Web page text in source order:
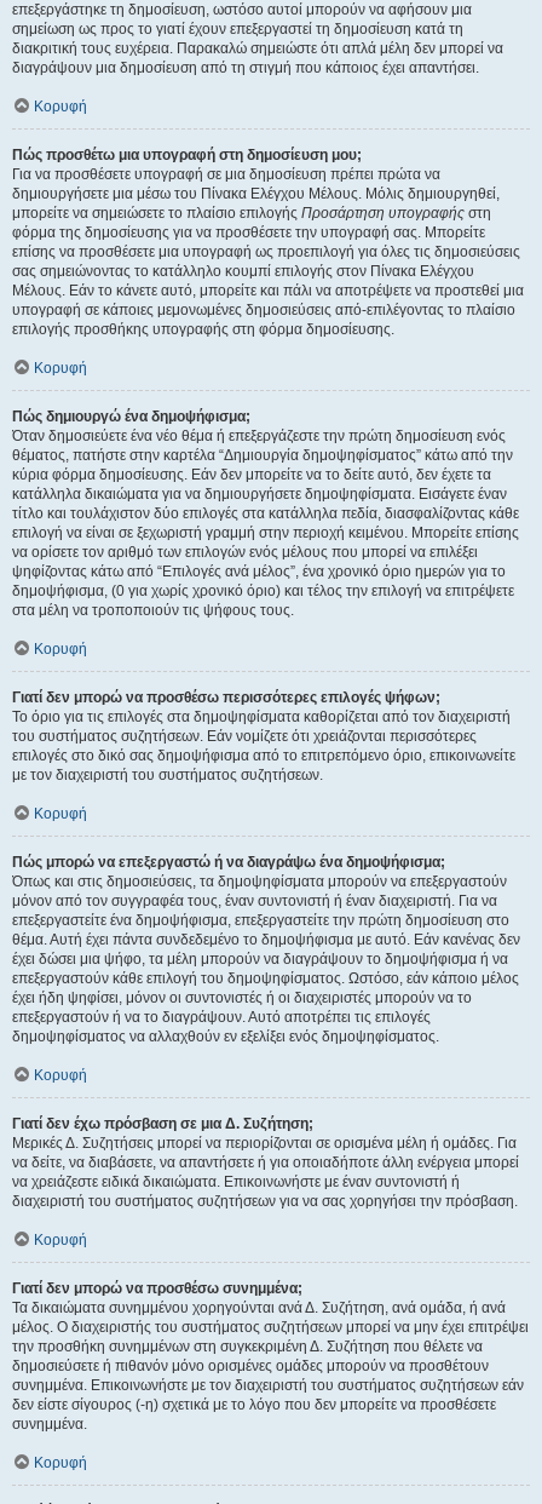
επεξεργάστηκε τη δημοσίευση, ωστόσο αυτοί μπορούν να αφήσουν μια
σημείωση ως προς το γιατί έχουν επεξεργαστεί τη δημοσίευση κατά τη
διακριτική τους ευχέρεια. Παρακαλώ σημειώστε ότι απλά μέλη δεν μπορεί να
διαγράψουν μια δημοσίευση από τη στιγμή που κάποιος έχει απαντήσει.
Κορυφή
Πώς προσθέτω μια υπογραφή στη δημοσίευση μου;
Για να προσθέσετε υπογραφή σε μια δημοσίευση πρέπει πρώτα να
δημιουργήσετε μια μέσω του Πίνακα Ελέγχου Μέλους. Μόλις δημιουργηθεί,
μπορείτε να σημειώσετε το πλαίσιο επιλογής Προσάρτηση υπογραφής στη
φόρμα της δημοσίευσης για να προσθέσετε την υπογραφή σας. Μπορείτε
επίσης να προσθέσετε μια υπογραφή ως προεπιλογή για όλες τις δημοσιεύσεις
σας σημειώνοντας το κατάλληλο κουμπί επιλογής στον Πίνακα Ελέγχου
Μέλους. Εάν το κάνετε αυτό, μπορείτε και πάλι να αποτρέψετε να προστεθεί μια
υπογραφή σε κάποιες μεμονωμένες δημοσιεύσεις από-επιλέγοντας το πλαίσιο
επιλογής προσθήκης υπογραφής στη φόρμα δημοσίευσης.
Κορυφή
Πώς δημιουργώ ένα δημοψήφισμα;
Όταν δημοσιεύετε ένα νέο θέμα ή επεξεργάζεστε την πρώτη δημοσίευση ενός
θέματος, πατήστε στην καρτέλα “Δημιουργία δημοψηφίσματος” κάτω από την
κύρια φόρμα δημοσίευσης. Εάν δεν μπορείτε να το δείτε αυτό, δεν έχετε τα
κατάλληλα δικαιώματα για να δημιουργήσετε δημοψηφίσματα. Εισάγετε έναν
τίτλο και τουλάχιστον δύο επιλογές στα κατάλληλα πεδία, διασφαλίζοντας κάθε
επιλογή να είναι σε ξεχωριστή γραμμή στην περιοχή κειμένου. Μπορείτε επίσης
να ορίσετε τον αριθμό των επιλογών ενός μέλους που μπορεί να επιλέξει
ψηφίζοντας κάτω από “Επιλογές ανά μέλος”, ένα χρονικό όριο ημερών για το
δημοψήφισμα, (0 για χωρίς χρονικό όριο) και τέλος την επιλογή να επιτρέψετε
στα μέλη να τροποποιούν τις ψήφους τους.
Κορυφή
Γιατί δεν μπορώ να προσθέσω περισσότερες επιλογές ψήφων;
Το όριο για τις επιλογές στα δημοψηφίσματα καθορίζεται από τον διαχειριστή
του συστήματος συζητήσεων. Εάν νομίζετε ότι χρειάζονται περισσότερες
επιλογές στο δικό σας δημοψήφισμα από το επιτρεπόμενο όριο, επικοινωνείτε
με τον διαχειριστή του συστήματος συζητήσεων.
Κορυφή
Πώς μπορώ να επεξεργαστώ ή να διαγράψω ένα δημοψήφισμα;
Όπως και στις δημοσιεύσεις, τα δημοψηφίσματα μπορούν να επεξεργαστούν
μόνον από τον συγγραφέα τους, έναν συντονιστή ή έναν διαχειριστή. Για να
επεξεργαστείτε ένα δημοψήφισμα, επεξεργαστείτε την πρώτη δημοσίευση στο
θέμα. Αυτή έχει πάντα συνδεδεμένο το δημοψήφισμα με αυτό. Εάν κανένας δεν
έχει δώσει μια ψήφο, τα μέλη μπορούν να διαγράψουν το δημοψήφισμα ή να
επεξεργαστούν κάθε επιλογή του δημοψηφίσματος. Ωστόσο, εάν κάποιο μέλος
έχει ήδη ψηφίσει, μόνον οι συντονιστές ή οι διαχειριστές μπορούν να το
επεξεργαστούν ή να το διαγράψουν. Αυτό αποτρέπει τις επιλογές
δημοψηφίσματος να αλλαχθούν εν εξελίξει ενός δημοψηφίσματος.
Κορυφή
Γιατί δεν έχω πρόσβαση σε μια Δ. Συζήτηση;
Μερικές Δ. Συζητήσεις μπορεί να περιορίζονται σε ορισμένα μέλη ή ομάδες. Για
να δείτε, να διαβάσετε, να απαντήσετε ή για οποιαδήποτε άλλη ενέργεια μπορεί
να χρειάζεστε ειδικά δικαιώματα. Επικοινωνήστε με έναν συντονιστή ή
διαχειριστή του συστήματος συζητήσεων για να σας χορηγήσει την πρόσβαση.
Κορυφή
Γιατί δεν μπορώ να προσθέσω συνημμένα;
Τα δικαιώματα συνημμένου χορηγούνται ανά Δ. Συζήτηση, ανά ομάδα, ή ανά
μέλος. Ο διαχειριστής του συστήματος συζητήσεων μπορεί να μην έχει επιτρέψει
την προσθήκη συνημμένων στη συγκεκριμένη Δ. Συζήτηση που θέλετε να
δημοσιεύσετε ή πιθανόν μόνο ορισμένες ομάδες μπορούν να προσθέτουν
συνημμένα. Επικοινωνήστε με τον διαχειριστή του συστήματος συζητήσεων εάν
δεν είστε σίγουρος (-η) σχετικά με το λόγο που δεν μπορείτε να προσθέσετε
συνημμένα.
Κορυφή